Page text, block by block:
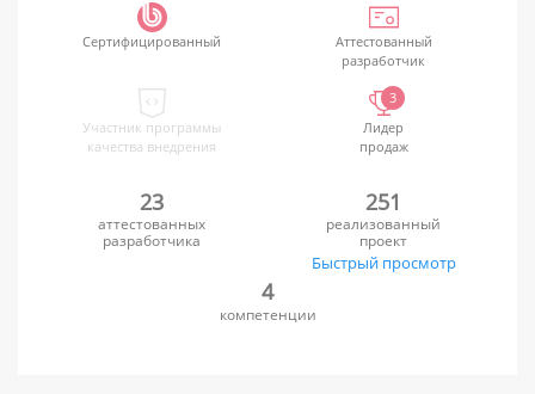
Сертифицированный
Аттестованный
разработчик
Участник программы
качества внедрения
3
Лидер
продаж
23
аттестованных
разработчика
251
реализованный
проект
Быстрый просмотр
4
компетенции